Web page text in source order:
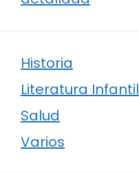
Historia
Literatura Infantil
Salud
Varios